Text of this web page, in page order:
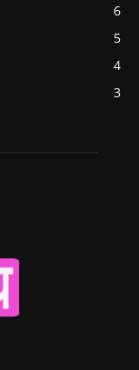
6
5
4
3